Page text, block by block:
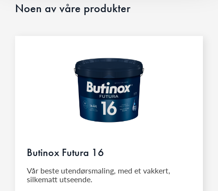
Noen av våre produkter
Butinox Futura 16
Vår beste utendørsmaling, med et vakkert,
silkematt utseende.